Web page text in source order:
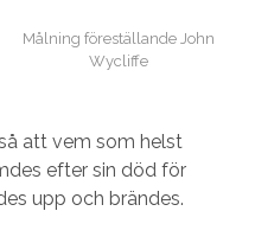
Målning föreställande John
Wycliffe
att vem som helst
efter sin död för
upp och brändes.